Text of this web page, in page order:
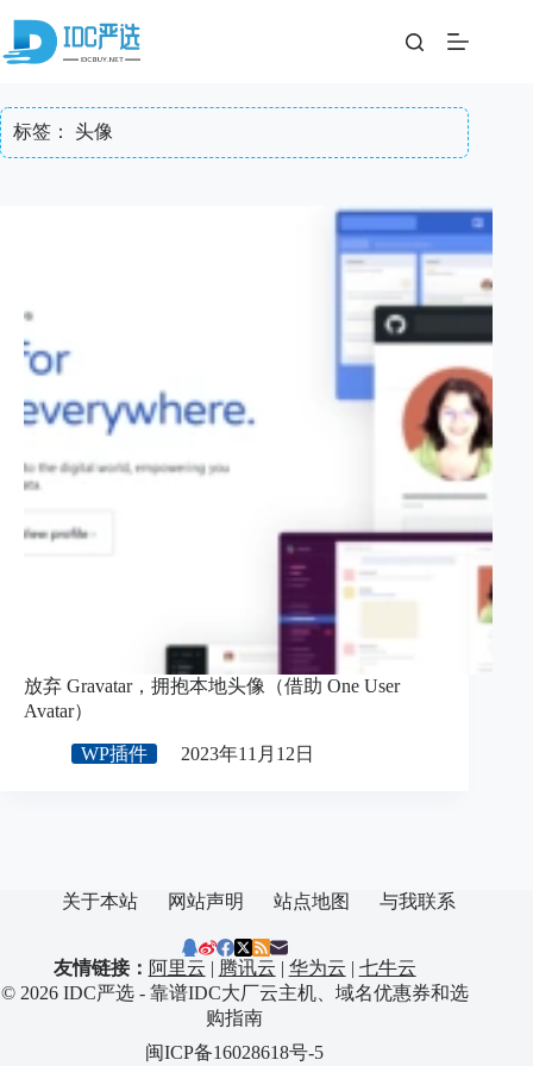
内
标签： 头像
放弃 Gravatar，拥抱本地头像（借助 One User
Avatar）
WP插件 2023年11月12日
关于本站 网站声明 站点地图 与我联系
友情链接： 阿里云 | 腾讯云 | 华为云 | 七牛云
© 2026 IDC严选 - 靠谱IDC大厂云主机、域名优惠券和选
购指南
闽ICP备16028618号-5